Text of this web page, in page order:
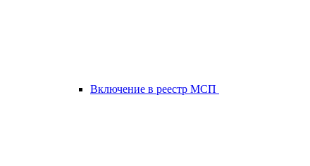
Включение в реестр МСП